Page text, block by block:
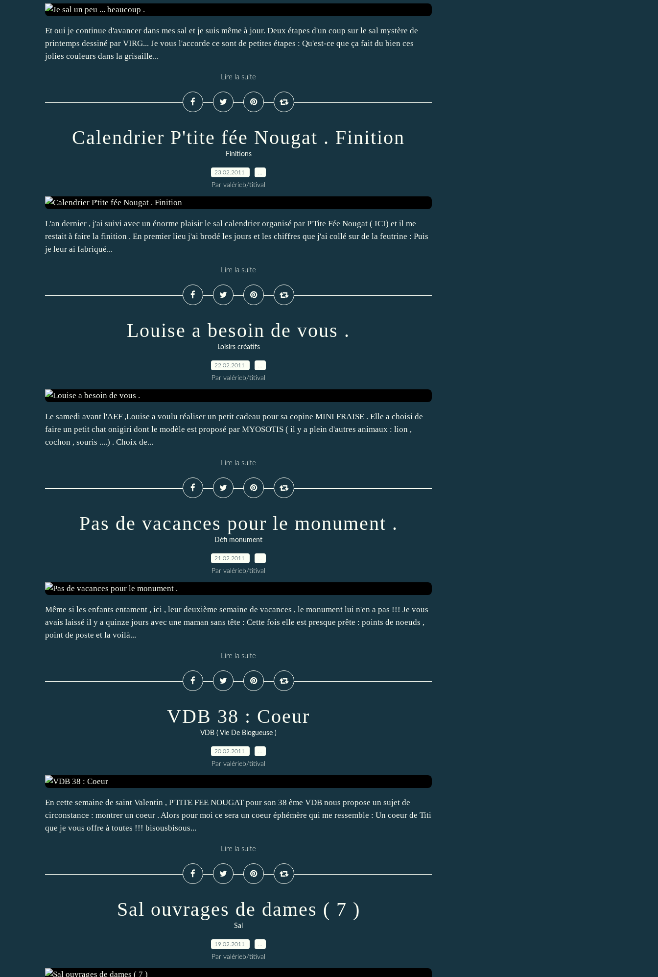
Et oui je continue d'avancer dans mes sal et je suis même à jour. Deux étapes d'un coup sur le sal mystère de
printemps dessiné par VIRG... Je vous l'accorde ce sont de petites étapes : Qu'est-ce que ça fait du bien ces
jolies couleurs dans la grisaille...
Lire la suite
Calendrier P'tite fée Nougat . Finition
Finitions
23.02.2011
Par valérieb/titival
L'an dernier , j'ai suivi avec un énorme plaisir le sal calendrier organisé par P'Tite Fée Nougat ( ICI) et il me
restait à faire la finition . En premier lieu j'ai brodé les jours et les chiffres que j'ai collé sur de la feutrine : Puis
je leur ai fabriqué...
Lire la suite
Louise a besoin de vous .
Loisirs créatifs
22.02.2011
Par valérieb/titival
Le samedi avant l'AEF ,Louise a voulu réaliser un petit cadeau pour sa copine MINI FRAISE . Elle a choisi de
faire un petit chat onigiri dont le modèle est proposé par MYOSOTIS ( il y a plein d'autres animaux : lion ,
cochon , souris ....) . Choix de...
Lire la suite
Pas de vacances pour le monument .
Défi monument
21.02.2011
Par valérieb/titival
Même si les enfants entament , ici , leur deuxième semaine de vacances , le monument lui n'en a pas !!! Je vous
avais laissé il y a quinze jours avec une maman sans tête : Cette fois elle est presque prête : points de noeuds ,
point de poste et la voilà...
Lire la suite
VDB 38 : Coeur
VDB ( Vie De Blogueuse )
20.02.2011
Par valérieb/titival
En cette semaine de saint Valentin , P'TITE FEE NOUGAT pour son 38 ème VDB nous propose un sujet de
circonstance : montrer un coeur . Alors pour moi ce sera un coeur éphémère qui me ressemble : Un coeur de Titi
que je vous offre à toutes !!! bisousbisous...
Lire la suite
Sal ouvrages de dames ( 7 )
Sal
19.02.2011
Par valérieb/titival